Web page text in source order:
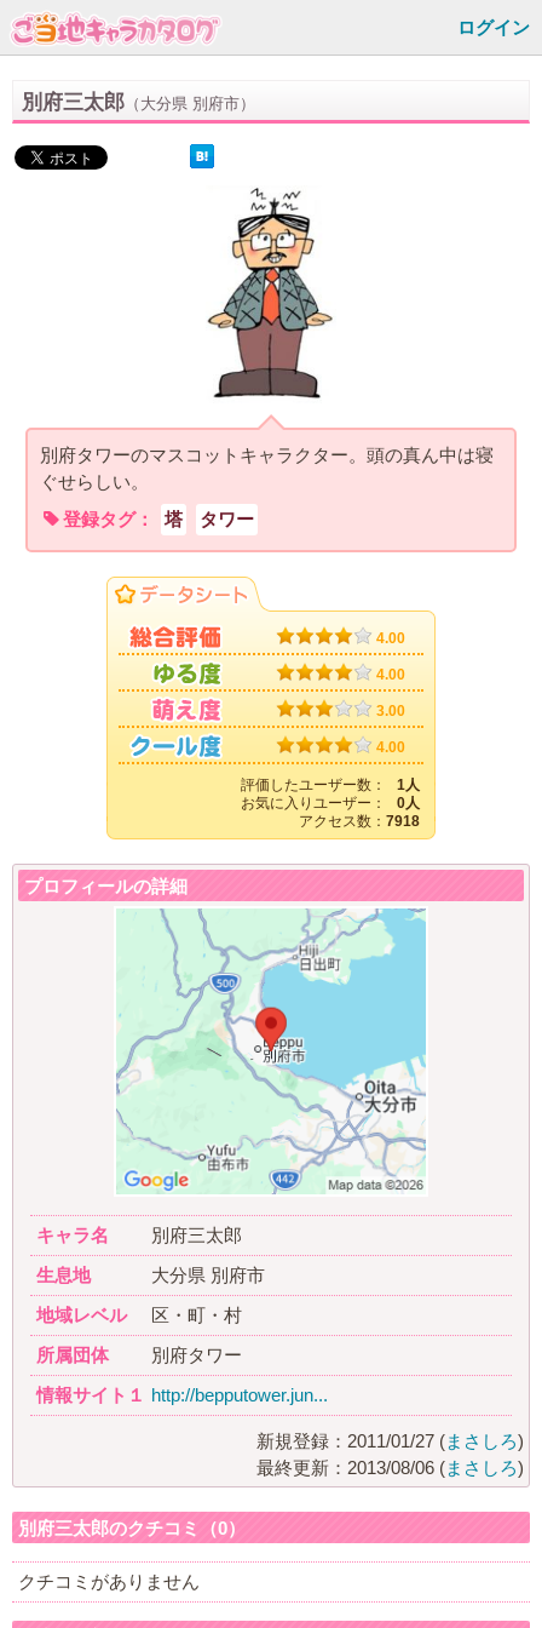
ログイン
別府三太郎 （大分県 別府市）
別府タワーのマスコットキャラクター。頭の真ん中は寝
ぐせらしい。
登録タグ：
塔 タワー
4.00
4.00
3.00
4.00
評価したユーザー数：
1人
お気に入りユーザー：
0人
アクセス数： 7918
プロフィールの詳細
キャラ名
別府三太郎
生息地
大分県 別府市
地域レベル
区・町・村
所属団体
別府タワー
情報サイト１ http://bepputower.jun...
新規登録：2011/01/27 (まさしろ)
最終更新：2013/08/06 (まさしろ)
別府三太郎のクチコミ（0）
クチコミがありません